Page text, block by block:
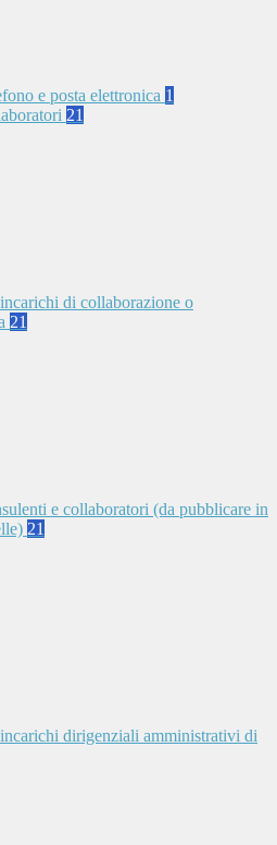
e posta elettronica 1
21
di collaborazione o
21
e collaboratori (da pubblicare in
21
dirigenziali amministrativi di